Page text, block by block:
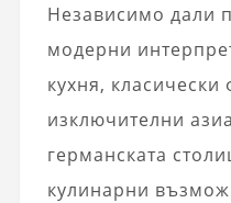
Независимо дали
модерни
кухня, класически
изключителни
германската
кулинарни